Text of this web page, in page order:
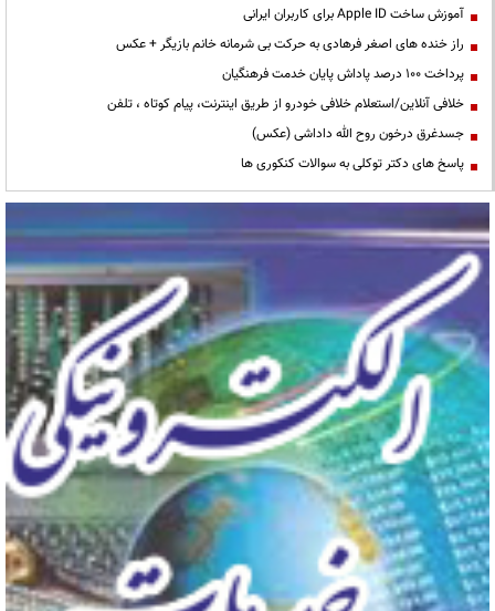
آموزش ساخت Apple ID برای کاربران ایرانی
راز خنده های اصغر فرهادی به حرکت بی شرمانه خانم بازیگر + عکس
پرداخت ۱۰۰ درصد پاداش پایان خدمت فرهنگیان
خلافی آنلاین/استعلام خلافی خودرو از طریق اینترنت، پیام کوتاه ، تلفن
جسدغرق درخون روح الله داداشی (عکس)
پاسخ های دکتر توکلی به سوالات کنکوری ها